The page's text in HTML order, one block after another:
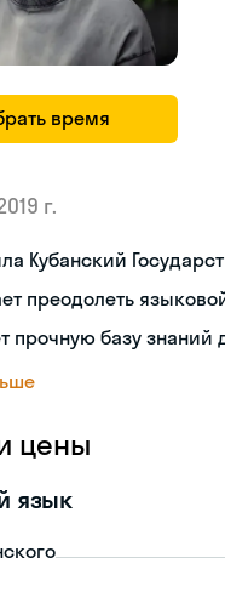
время
г.
Кубанский
преодолеть
прочную базу знаний
цены
язык